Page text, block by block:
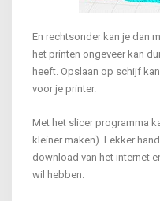
En rechtsonder kan je dan
het printen ongeveer kan
heeft. Opslaan op schijf
voor je printer.
Met het slicer programma
kleiner maken). Lekker
download van het internet
wil hebben.